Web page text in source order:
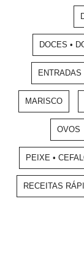
DOCES •
MARISCO
OVOS
PEIXE •
RECEITAS